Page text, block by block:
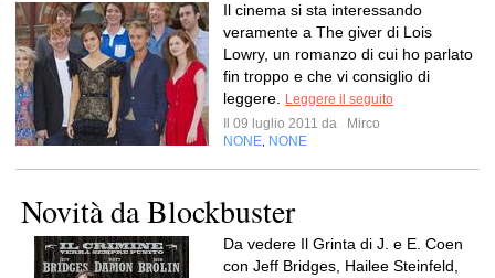
Il cinema si sta interessando
veramente a The giver di Lois
Lowry, un romanzo di cui ho parlato
fin troppo e che vi consiglio di
leggere.
Leggere il seguito
Il 09 luglio 2011 da
Mirco
NONE NONE
Novità da Blockbuster
Da vedere Il Grinta di J. e E. Coen
con Jeff Bridges, Hailee Steinfeld,